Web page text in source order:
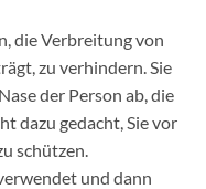
die Verbreitung von
zu verhindern. Sie
der Person ab, die
dazu gedacht, Sie vor
schützen.
und dann